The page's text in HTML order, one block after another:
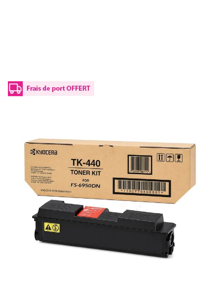
1T02F70EU0
Référence fabricant : TK-440
Capacité en pages (à 5%) : 15000
1T02F70EU0 / TK-440Kyocera - noir - toner de marque